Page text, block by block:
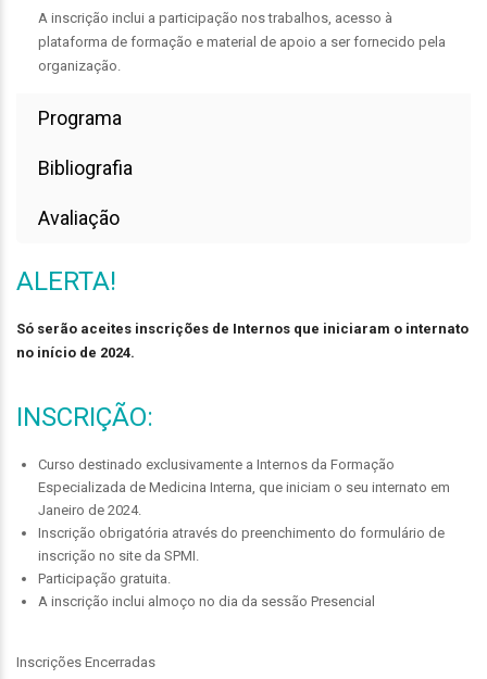
A inscrição inclui a participação nos trabalhos, acesso à
plataforma de formação e material de apoio a ser fornecido pela
organização.
Programa
Bibliografia
Avaliação
ALERTA!
Só serão aceites inscrições de Internos que iniciaram o internato
no início de 2024.
INSCRIÇÃO:
Curso destinado exclusivamente a Internos da Formação
Especializada de Medicina Interna, que iniciam o seu internato em
Janeiro de 2024.
Inscrição obrigatória através do preenchimento do formulário de
inscrição no site da SPMI.
Participação gratuita.
A inscrição inclui almoço no dia da sessão Presencial
Inscrições Encerradas